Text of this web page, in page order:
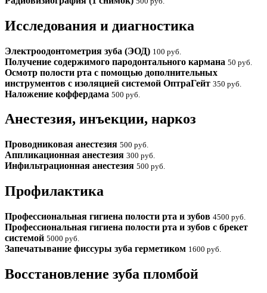
Исследования и диагностика
Электроодонтометрия зуба (ЭОД) 100 руб.
Получение содержимого пародонтального кармана 50 руб.
Осмотр полости рта с помощью дополнительных
инструментов с изоляцией системой ОптраГейт 350 руб.
Наложение коффердама 500 руб.
Анестезия, инъекции, наркоз
Проводниковая анестезия 500 руб.
Аппликационная анестезия 300 руб.
Инфильтрационная анестезия 500 руб.
Профилактика
Профессиональная гигиена полости рта и зубов 4500 руб.
Профессиональная гигиена полости рта и зубов с брекет
системой 5000 руб.
Запечатывание фиссуры зуба герметиком 1600 руб.
Восстановление зуба пломбой